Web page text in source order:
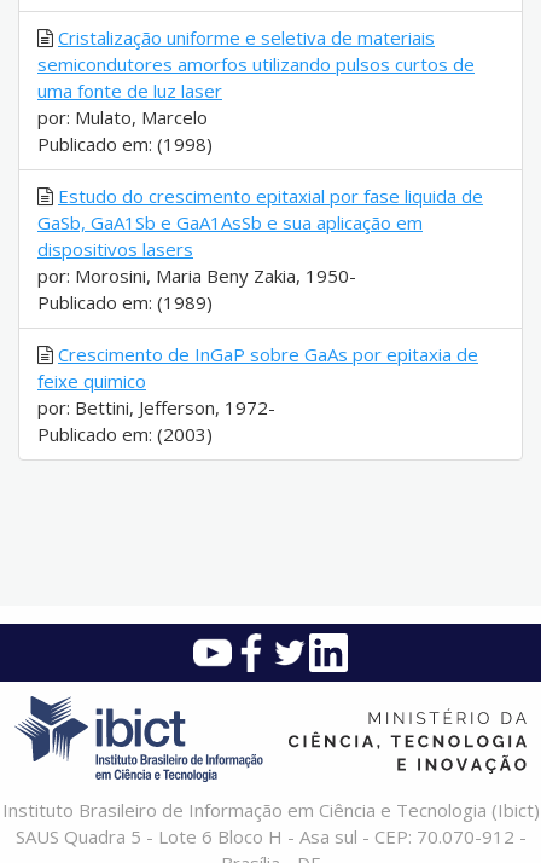
Cristalização uniforme e seletiva de materiais
semicondutores amorfos utilizando pulsos curtos de
uma fonte de luz laser
por: Mulato, Marcelo
Publicado em: (1998)
Estudo do crescimento epitaxial por fase liquida de
GaSb, GaA1Sb e GaA1AsSb e sua aplicação em
dispositivos lasers
por: Morosini, Maria Beny Zakia, 1950-
Publicado em: (1989)
Crescimento de InGaP sobre GaAs por epitaxia de
feixe quimico
por: Bettini, Jefferson, 1972-
Publicado em: (2003)
Instituto Brasileiro de Informação em Ciência e Tecnologia (Ibict)
SAUS Quadra 5 - Lote 6 Bloco H - Asa sul - CEP: 70.070-912 -